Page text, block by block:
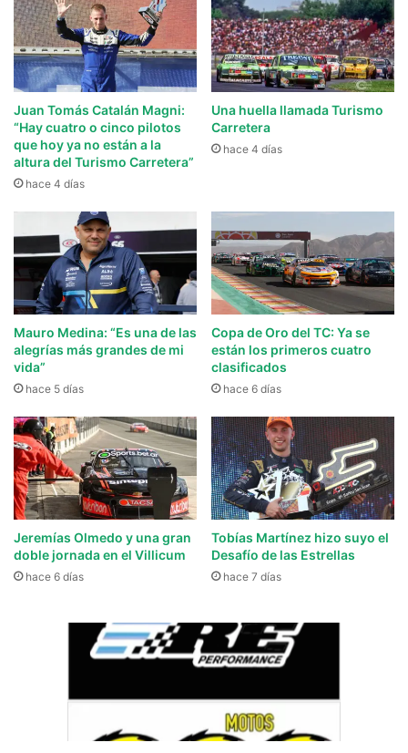
Juan Tomás Catalán Magni:
“Hay cuatro o cinco pilotos
que hoy ya no están a la
altura del Turismo Carretera”
hace 4 días
Una huella llamada Turismo
Carretera
hace 4 días
Mauro Medina: “Es una de las
alegrías más grandes de mi
vida”
hace 5 días
Copa de Oro del TC: Ya se
están los primeros cuatro
clasificados
hace 6 días
Jeremías Olmedo y una gran
doble jornada en el Villicum
hace 6 días
Tobías Martínez hizo suyo el
Desafío de las Estrellas
hace 7 días